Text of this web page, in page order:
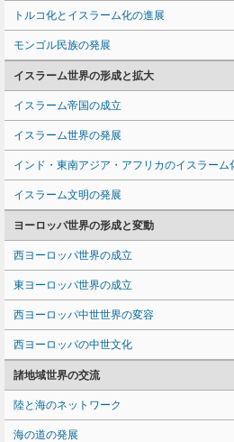
トルコ化とイスラーム化の進展
モンゴル民族の発展
イスラーム世界の形成と拡大
イスラーム帝国の成立
イスラーム世界の発展
インド・東南アジア・アフリカのイスラーム
イスラーム文明の発展
ヨーロッパ世界の形成と変動
西ヨーロッパ世界の成立
東ヨーロッパ世界の成立
西ヨーロッパ中世世界の変容
西ヨーロッパの中世文化
諸地域世界の交流
陸と海のネットワーク
海の道の発展